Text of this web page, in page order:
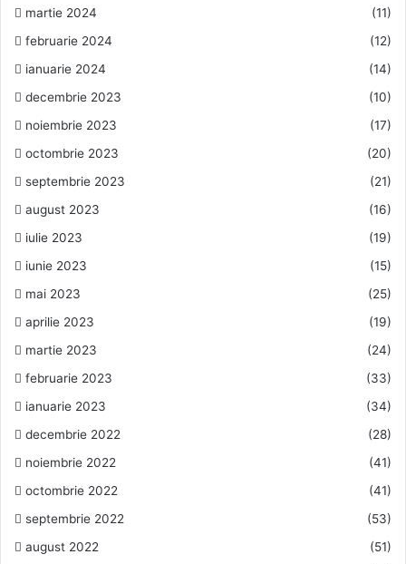
martie 2024
(11)
februarie 2024
(12)
ianuarie 2024
(14)
decembrie 2023
(10)
noiembrie 2023
(17)
octombrie 2023
(20)
septembrie 2023
(21)
august 2023
(16)
iulie 2023
(19)
iunie 2023
(15)
mai 2023
(25)
aprilie 2023
(19)
martie 2023
(24)
februarie 2023
(33)
ianuarie 2023
(34)
decembrie 2022
(28)
noiembrie 2022
(41)
octombrie 2022
(41)
septembrie 2022
(53)
august 2022
(51)